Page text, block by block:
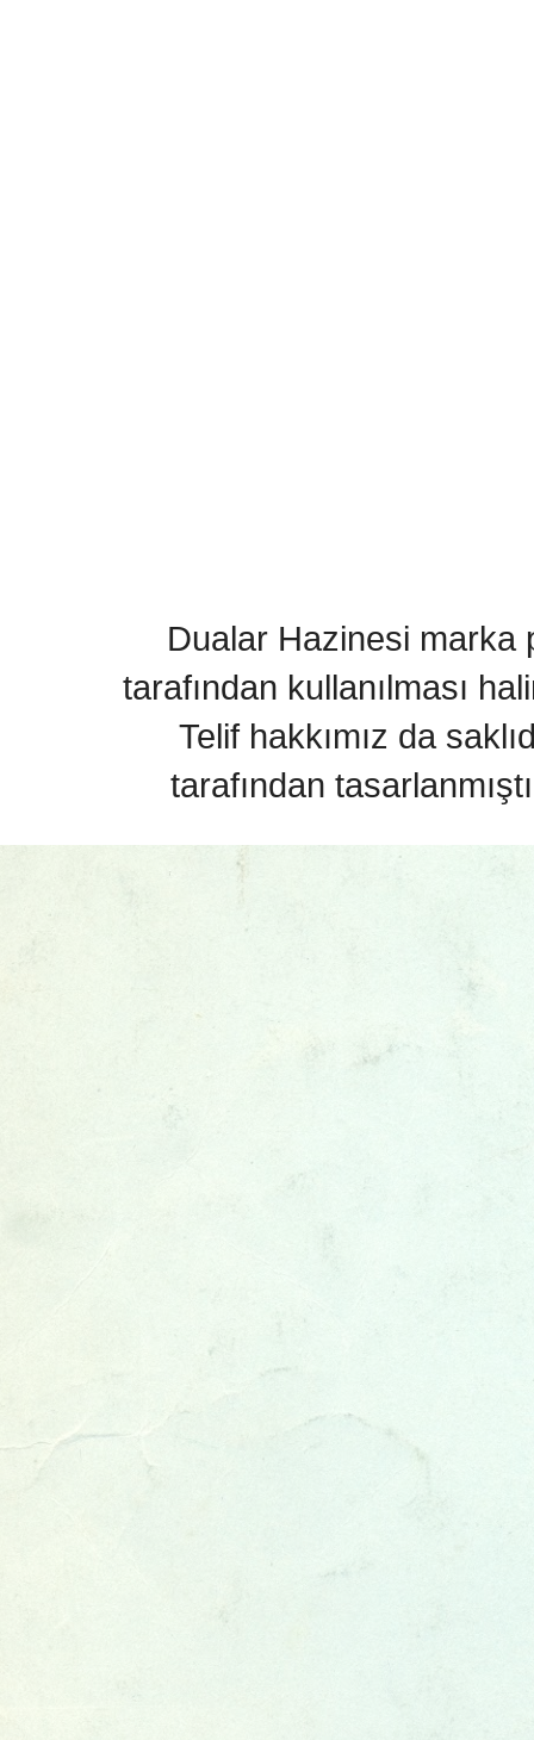
Dualar Hazinesi marka
tarafından kullanılması
Telif hakkımız da
tarafından